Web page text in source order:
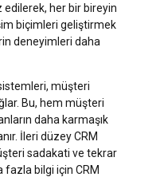
edilerek, her bir bireyin
biçimleri geliştirmek
deneyimleri daha
müşteri
Bu, hem müşteri
daha karmaşık
İleri düzey CRM
sadakati ve tekrar
fazla bilgi için CRM